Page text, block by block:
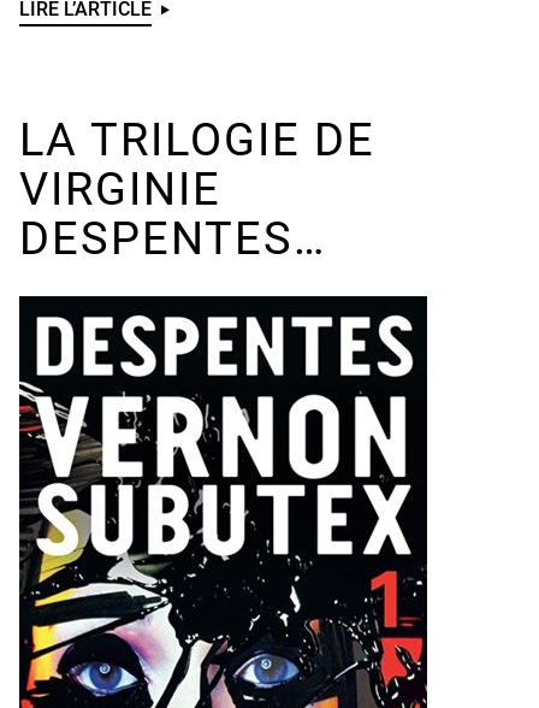
LIRE L’ARTICLE
UNDEFINED
LA TRILOGIE DE
VIRGINIE
DESPENTES…